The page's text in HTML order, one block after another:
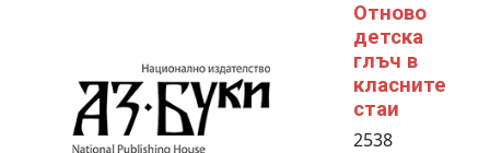
Отново
детска
глъч в
класните
стаи
2538